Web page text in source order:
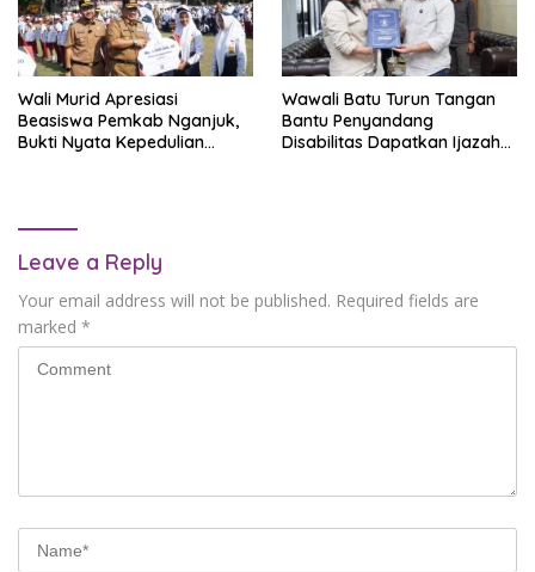
Wali Murid Apresiasi
Beasiswa Pemkab Nganjuk,
Bukti Nyata Kepedulian
Wawali Batu Turun Tangan
Bantu Penyandang
Disabilitas Dapatkan Ijazah
Leave a Reply
Your email address will not be published. Required fields are
marked *